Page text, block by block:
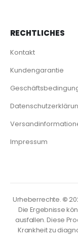
RECHTLICHES
Kontakt
Kundengarantie
Impressum
Urheberrechte. ©
Die Ergebnisse
ausfallen. Diese
Krankheit zu